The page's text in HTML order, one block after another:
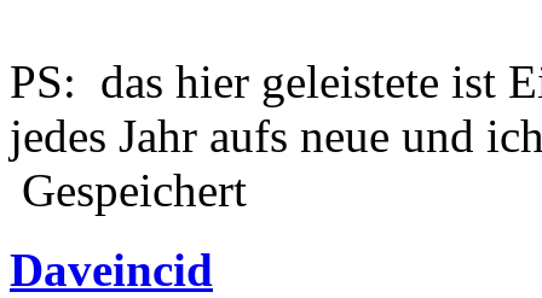
PS: das hier geleistete ist
jedes Jahr aufs neue und
Gespeichert
Daveincid